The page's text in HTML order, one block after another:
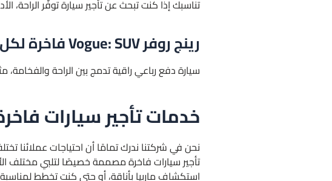
تناسبك إذا كنت تبحث عن تأجير سيارة توفّر الراحة،
رينج روفر Vogue: SUV فاخرة لكل المناسبات
سيارة دفع رباعي راقية تدمج بين الراحة والفخامة،
خدمات تأجير سيارات
نحن في شركتنا ندرك تمامًا أن احتياجات عملائنا
تأجير سيارات فاخرة مصممة خصيصًا لتلبي مختلف
استكشاف ماربيا بأناقة، أو حتى كنت تخطط